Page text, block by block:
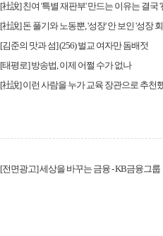
[社說] 친여 '특별 재판부' 만드는 이유는 결국 '
[社說] 돈 풀기와 노동뿐, '성장' 안 보인 '성장
[김준의 맛과 섬] (256) 벌교 여자만 돔배젓
[태평로] 방송법, 이제 어쩔 수가 없나
[社說] 이런 사람을 누가 교육 장관으로 추천
[전면광고] 세상을 바꾸는 금융 - KB금융그룹